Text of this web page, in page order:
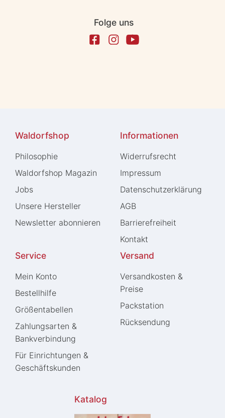
Folge uns
Waldorfshop
Philosophie
Waldorfshop Magazin
Jobs
Unsere Hersteller
Newsletter abonnieren
Informationen
Widerrufs­recht
Impressum
Daten­schutz­erklärung
AGB
Barrierefreiheit
Kontakt
Service
Mein Konto
Bestellhilfe
Größentabellen
Zahlungsarten &
Bankverbindung
Für Einrichtungen &
Geschäftskunden
Versand
Versandkosten &
Preise
Packstation
Rücksendung
Katalog